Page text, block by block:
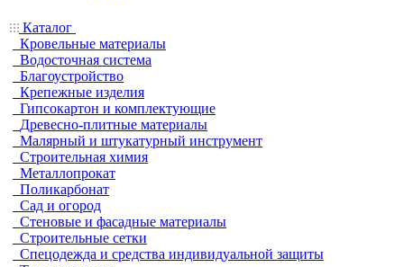
Каталог
Кровельные материалы
Водосточная система
Благоустройство
Крепежные изделия
Гипсокартон и комплектующие
Древесно-плитные материалы
Малярный и штукатурный инструмент
Строительная химия
Металлопрокат
Поликарбонат
Сад и огород
Стеновые и фасадные материалы
Строительные сетки
Спецодежда и средства индивидуальной защиты